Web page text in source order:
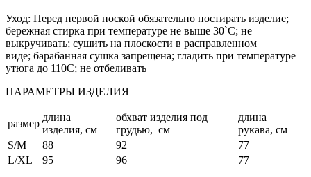
Уход: Перед первой ноской обязательно постирать изделие;
бережная стирка при температуре не выше 30`C; не
выкручивать; сушить на плоскости в расправленном
виде; барабанная сушка запрещена; гладить при температуре
утюга до 110С; не отбеливать
ПАРАМЕТРЫ ИЗДЕЛИЯ
размер
длина
изделия, см
обхват изделия под
грудью, см
длина
рукава, см
S/М
88 92
77
L/XL
95 96 77